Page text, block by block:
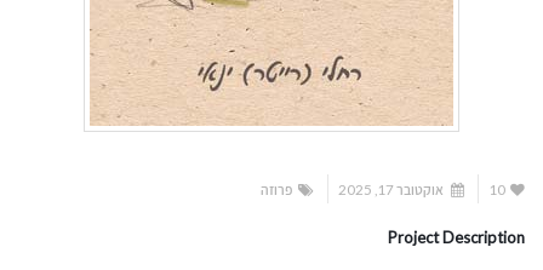
10 אוקטובר 17, 2025 פרוזה
Project Description